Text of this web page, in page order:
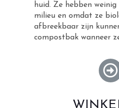
huid. Ze hebben
milieu en omdat ze
afbreekbaar zijn
compostbak wanneer